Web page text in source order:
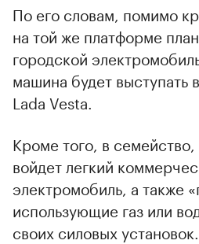
По его словам, помимо
на той же платформе
городской
машина будет выступать
Lada Vesta.
Кроме того, в семейство,
войдет легкий
электромобиль, а также
использующие газ или
своих силовых установок.